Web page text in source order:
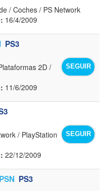
/ Coches / PS Network
16/4/2009
PS3
SEGUIR
2D /
11/6/2009
SEGUIR
/ PlayStation
22/12/2009
PS3